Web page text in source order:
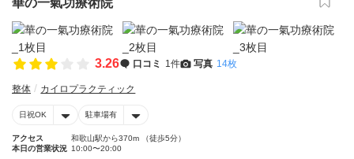
華の一氣功療術院
3.26 口コミ 1件 写真 14枚
整体 カイロプラクティック
日祝OK 駐車場有
アクセス
和歌山駅から370m （徒歩5分）
本日の営業状況 10:00〜20:00